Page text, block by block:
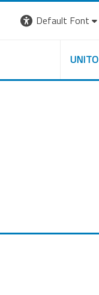
Default Font
UNITO